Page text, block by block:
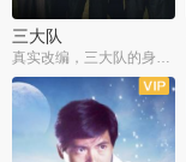
三大队